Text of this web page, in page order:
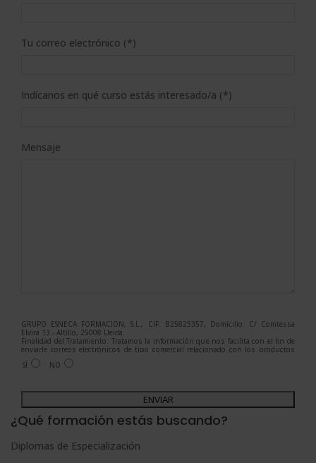
Tu correo electrónico (*)
Indícanos en qué curso estás interesado/a (*)
Mensaje
GRUPO ESNECA FORMACIÓN, S.L., CIF: B25825357, Domicilio: C/ Comtessa
Elvira 13 - Altillo, 25008 Lleida.
Finalidad del Tratamiento: Tratamos la información que nos facilita con el fin de
enviarle correos electrónicos de tipo comercial relacionado con los productos
ofrecidos y otros tipo de productos que fueran de su interés.
Legitimación del tratamiento: Consentimiento del interesado.
Para más información consulte nuestra Política de Privacidad.
Desea recibir información comercial (vía telefónica y/o email):
SÍ NO
A
l
e
¿Qué formación estás buscando?
Diplomas de Especialización